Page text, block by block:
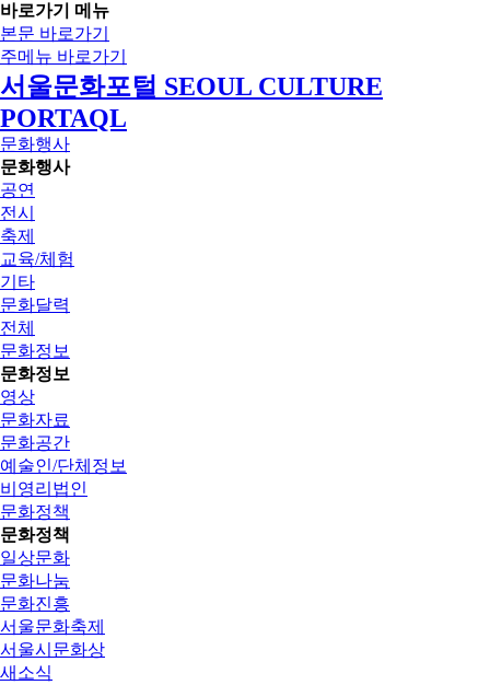
바로가기 메뉴
본문 바로가기
주메뉴 바로가기
서울문화포털 SEOUL CULTURE
PORTAQL
문화행사
문화행사
공연
전시
축제
교육/체험
기타
문화달력
전체
문화정보
문화정보
영상
문화자료
문화공간
예술인/단체정보
비영리법인
문화정책
문화정책
일상문화
문화나눔
문화진흥
서울문화축제
서울시문화상
새소식